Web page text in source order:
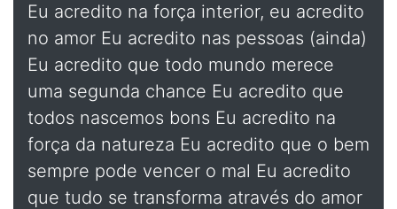
Eu acredito na força interior, eu acredito
no amor Eu acredito nas pessoas (ainda)
Eu acredito que todo mundo merece
uma segunda chance Eu acredito que
todos nascemos bons Eu acredito na
força da natureza Eu acredito que o bem
sempre pode vencer o mal Eu acredito
que tudo se transforma através do amor